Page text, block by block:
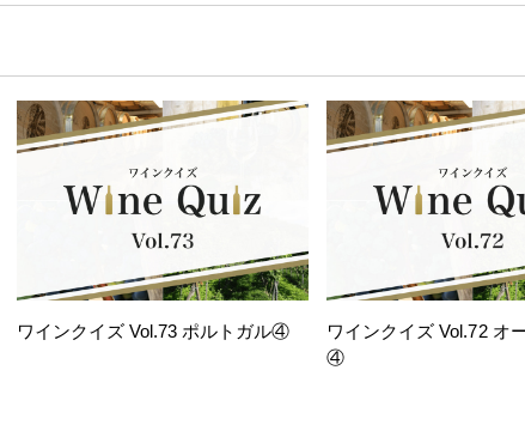
ワインクイズ Vol.73 ポルトガル④
ワインクイズ Vol.72 オ
④